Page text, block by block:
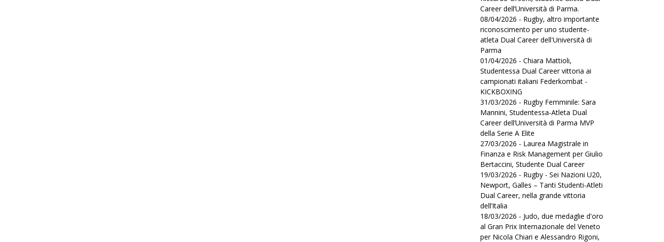
Career dell’Università di Parma.
08/04/2026 - Rugby, altro importante
riconoscimento per uno studente-
atleta Dual Career dell'Università di
Parma
01/04/2026 - Chiara Mattioli,
Studentessa Dual Career vittoria ai
campionati italiani Federkombat -
KICKBOXING
31/03/2026 - Rugby Femminile: Sara
Mannini, Studentessa-Atleta Dual
Career dell’Università di Parma MVP
della Serie A Elite
27/03/2026 - Laurea Magistrale in
Finanza e Risk Management per Giulio
Bertaccini, Studente Dual Career
19/03/2026 - Rugby - Sei Nazioni U20,
Newport, Galles – Tanti Studenti-Atleti
Dual Career, nella grande vittoria
dell’Italia
18/03/2026 - Judo, due medaglie d'oro
al Gran Prix Internazionale del Veneto
per Nicola Chiari e Alessandro Rigoni,